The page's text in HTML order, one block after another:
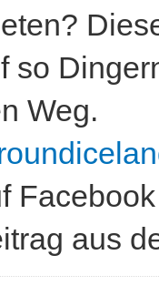
so
Weg.
aus